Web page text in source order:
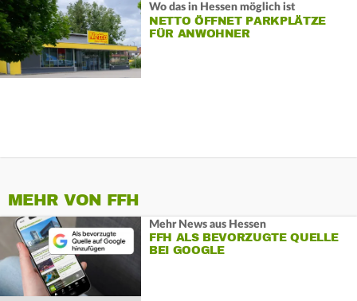
Wo das in Hessen möglich ist
NETTO ÖFFNET PARKPLÄTZE
FÜR ANWOHNER
MEHR VON FFH
Mehr News aus Hessen
FFH ALS BEVORZUGTE QUELLE
BEI GOOGLE